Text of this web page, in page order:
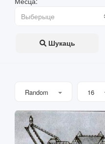
Выберыце
Шукаць
Random 16